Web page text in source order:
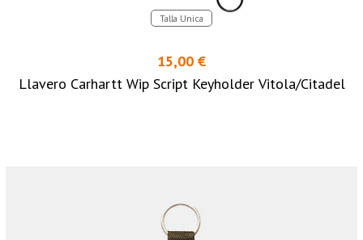
Talla Unica
15,00 €
Llavero Carhartt Wip Script Keyholder Vitola/Citadel